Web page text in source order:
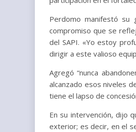
Perdomo manifestó su
compromiso que se
del SAPI. «Yo estoy
dirigir a este valioso
Agregó “nunca
alcanzado esos niveles
tiene el lapso de
En su intervención, dijo
exterior; es decir, en el